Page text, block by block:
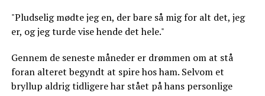
"Pludselig mødte jeg en, der bare så mig for alt det, jeg
er, og jeg turde vise hende det hele."
Gennem de seneste måneder er drømmen om at stå
foran alteret begyndt at spire hos ham. Selvom et
bryllup aldrig tidligere har stået på hans personlige